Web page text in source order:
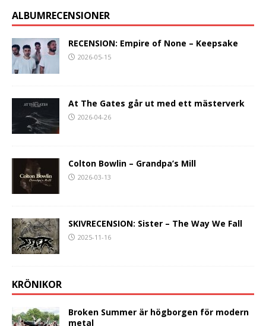
ALBUMRECENSIONER
RECENSION: Empire of None – Keepsake
2026-05-15
At The Gates går ut med ett mästerverk
2026-04-26
Colton Bowlin – Grandpa’s Mill
2026-03-13
SKIVRECENSION: Sister – The Way We Fall
2025-11-16
KRÖNIKOR
Broken Summer är högborgen för modern
metal